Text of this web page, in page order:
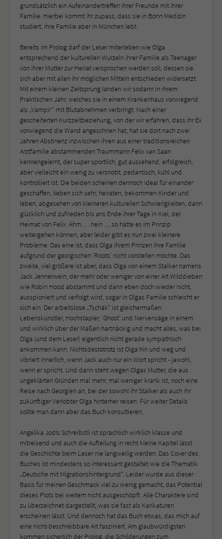
grundsätzlich ein Aufeinandertreffen ihrer Freunde mit ihrer
Familie. Hierbei kommt ihr zupass, dass sie in Bonn Medizin
studiert, ihre Familie aber in München lebt.
Bereits im Prolog darf der Leser miterleben wie Olga
entsprechend der kulturellen Wurzeln ihrer Familie als Teenager
von ihrer Mutter zur Heirat versprochen werden soll, dessen sie
sich aber mit allen ihr möglichen Mitteln entschieden widersetzt.
Mit einem kleinen Zeitsprung landen wir sodann in ihrem
Praktischen Jahr, welches sie in einem Krankenhaus vorwiegend
als „Vampir“ mit Blutabnehmen verbringt. Nach einer
gescheiterten Kurzzeitbeziehung, von der wir erfahren, dass ihr Ex
vorwiegend die Wand angeschrien hat, hat sie dort nach zwei
Jahren Abstinenz inzwischen ihren aus einer traditionsreichen
Arztfamilie abstammenden Traummann Felix van Saan
kennengelernt, der super sportlich, gut aussehend, erfolgreich,
aber vielleicht ein wenig zu versnobt, pedantisch, kühl und
kontrolliert ist. Die beiden scheinen dennoch ideal für einander
geschaffen, lieben sich sehr, heiraten, bekommen Kinder und
leben, abgesehen von kleineren kulturellen Schwierigkeiten, dann
glücklich und zufrieden bis ans Ende ihrer Tage in Kiel, der
Heimat von Felix. Ähm … nein ..., so hätte es im Prinzip
weitergehen können, aber leider gibt es nun zwei kleinere
Probleme: Das eine ist, dass Olga ihrem Prinzen ihre Familie
aufgrund der georgischen 'Roots' nicht vorstellen möchte. Das
zweite, viel größere ist aber, dass Olga von einem Stalker namens
Jack Jennerwein, der mehr oder weniger von einer Art Wilddieben
wie Robin Hood abstammt und dann eben doch wieder nicht,
ausspioniert und verfolgt wird, sogar in Olgas Familie schleicht er
sich ein. Der arbeitslose „Tschäk“ ist gleichermaßen
Lebenskünstler, Hochstapler, 'Ghost' und Nervensäge in einem
und wirklich über der Maßen hartnäckig und macht alles, was bei
Olga (und dem Leser) eigentlich nicht gerade sympathisch
ankommen kann. Nichtsdestotrotz ist Olga hin und weg und
vibriert innerlich, wenn Jack auch nur ein Wort spricht - jawohl,
wenn er spricht. Und dann steht wegen Olgas Mutter, die aus
ungeklärten Gründen mal mehr, mal weniger krank ist, noch eine
Reise nach Georgien an, bei der sowohl ihr Stalker als auch ihr
zukünftiger Verlobter Olga hinterher reisen. Für weiter Details
sollte man dann aber das Buch konsultieren.
Angelika Jodls Schreibstil ist sprachlich wirklich klasse und
mitreisend und auch die Aufteilung in recht kleine Kapitel lässt
die Geschichte beim Leser nie langweilig werden. Das Cover des
Buches ist mindestens so interessant gestaltet wie die Thematik
„Deutsche mit Migrationshintergrund“. Leider wurde aus dieser
Basis für meinen Geschmack viel zu wenig gemacht, das Potential
dieses Plots bei weitem nicht ausgeschöpft. Alle Charaktere sind
zu überzeichnet dargestellt, was sie fast als Karikaturen
erscheinen lässt. Und dennoch hat das Buch etwas, das mich auf
eine nicht-beschreibbare Art fasziniert. Am glaubwürdigsten
kommen sicherlich der Prolog, die Schilderungen zum